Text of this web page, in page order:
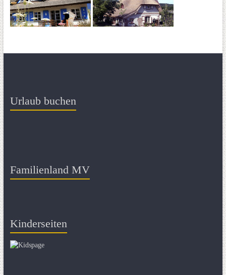
Urlaub buchen
Familienland MV
Kinderseiten